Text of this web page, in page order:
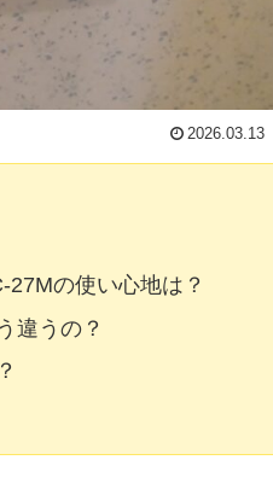
2026.03.13
の使い心地は？
違うの？